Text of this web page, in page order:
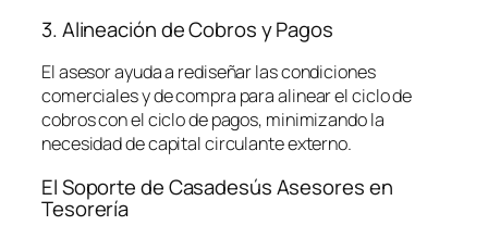
3. Alineación de Cobros y Pagos
El asesor ayuda a rediseñar las condiciones
comerciales y de compra para alinear el ciclo de
cobros con el ciclo de pagos, minimizando la
necesidad de capital circulante externo.
El Soporte de Casadesús Asesores en
Tesorería